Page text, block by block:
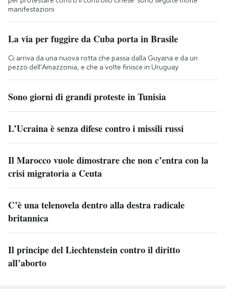
manifestazioni
La via per fuggire da Cuba porta in Brasile
Ci arriva da una nuova rotta che passa dalla Guyana e da un
pezzo dell'Amazzonia, e che a volte finisce in Uruguay
Sono giorni di grandi proteste in Tunisia
L’Ucraina è senza difese contro i missili russi
Il Marocco vuole dimostrare che non c’entra con la
crisi migratoria a Ceuta
C’è una telenovela dentro alla destra radicale
britannica
Il principe del Liechtenstein contro il diritto
all’aborto